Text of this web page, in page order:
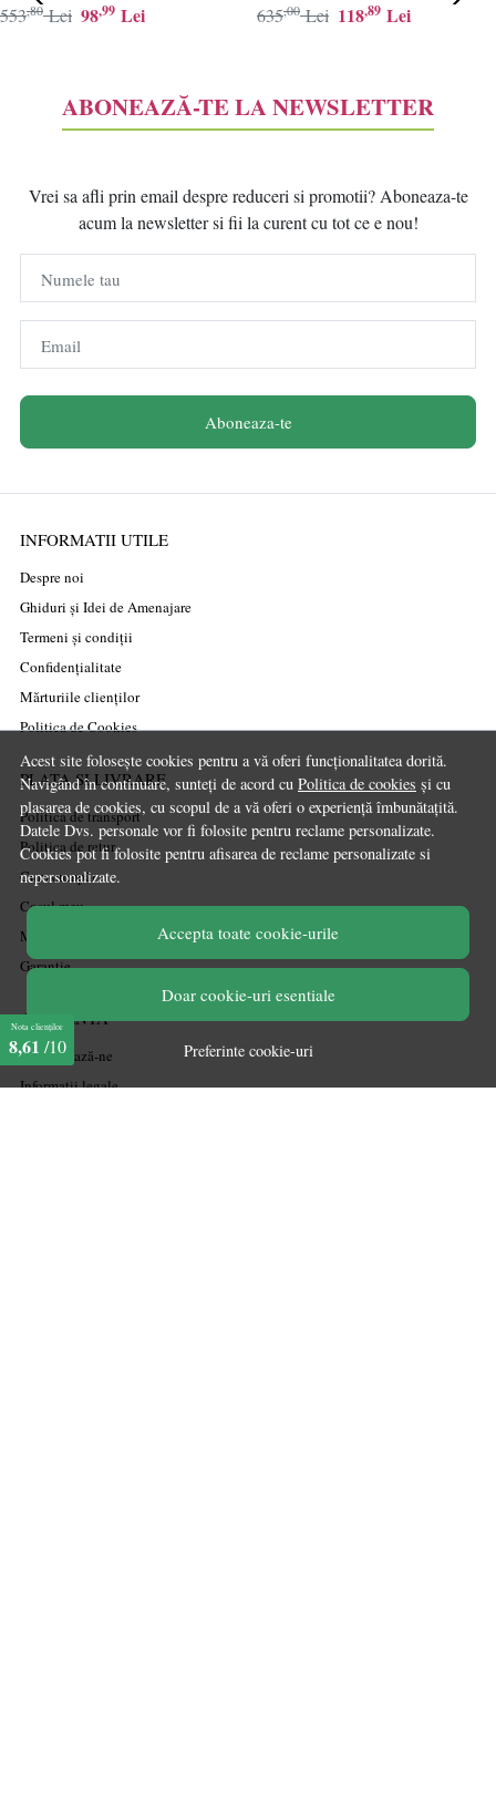
Acest site folosește cookies pentru a vă oferi funcționalitatea dorită.
Navigând în continuare, sunteți de acord cu Politica de cookies și cu
plasarea de cookies, cu scopul de a vă oferi o experiență îmbunătațită.
Datele Dvs. personale vor fi folosite pentru reclame personalizate.
Cookies pot fi folosite pentru afisarea de reclame personalizate si
nepersonalizate.
Accepta toate cookie-urile
Doar cookie-uri esentiale
Preferinte cookie-uri
98,99 Lei
553,80 Lei 118,89 Lei
635,00 Lei
ABONEAZĂ-TE LA NEWSLETTER
Vrei sa afli prin email despre reduceri si promotii? Aboneaza-te
acum la newsletter si fii la curent cu tot ce e nou!
Numele tau
Email
Aboneaza-te
INFORMATII UTILE
Despre noi
Ghiduri și Idei de Amenajare
Termeni și condiții
Confidențialitate
Mărturiile clienților
Politica de Cookies
PLATA SI LIVRARE
Politica de transport
Politica de retur
Cum cumpăr
Coșul meu
Metode de plată
Garanție
ASISTENTA
Contactează-ne
Informatii legale
Nota clienților
8,61 /10